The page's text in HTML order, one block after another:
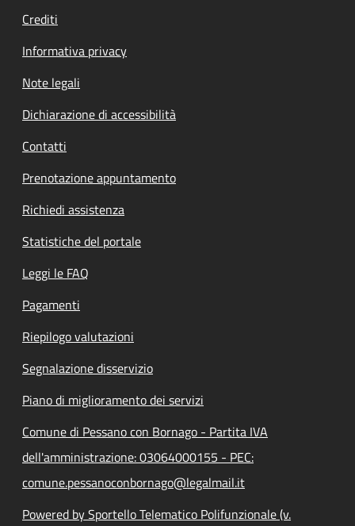
Crediti
Informativa privacy
Note legali
Dichiarazione di accessibilità
Contatti
Prenotazione appuntamento
Richiedi assistenza
Statistiche del portale
Leggi le FAQ
Pagamenti
Riepilogo valutazioni
Segnalazione disservizio
Piano di miglioramento dei servizi
Comune di Pessano con Bornago - Partita IVA
dell'amministrazione: 03064000155 - PEC:
comune.pessanoconbornago@legalmail.it
Powered by Sportello Telematico Polifunzionale (v.